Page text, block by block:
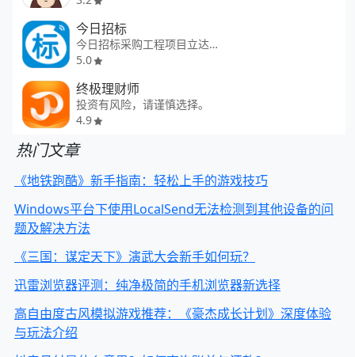
今日招标
今日招标采购工程项目立达标讯
5.0
终极理财师
投资有风险，请谨慎选择。
4.9
热门文章
《地铁跑酷》新手指南：轻松上手的游戏技巧
Windows平台下使用LocalSend无法检测到其他设备的问
题及解决方法
《三国：谋定天下》演武大会新手如何玩？
迅雷浏览器评测：纯净极简的手机浏览器新选择
高自由度古风模拟游戏推荐：《豪杰成长计划》深度体验
与玩法介绍